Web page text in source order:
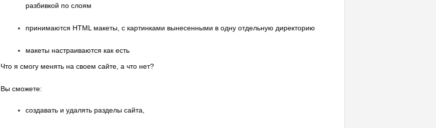
разбивкой по слоям
принимаются HTML макеты, с картинками вынесенными в одну отдельную директорию
макеты настраиваются как есть
Что я смогу менять на своем сайте, а что нет?
Вы сможете:
создавать и удалять разделы сайта,